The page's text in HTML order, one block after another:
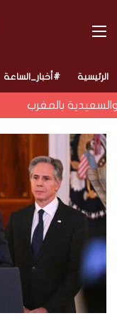
القائمة
الرئيسية #أخبار_الساعة
بالمغرب